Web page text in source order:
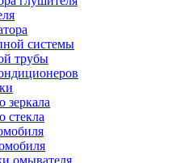
системы
трубы
зеркала
стекла
омывателя